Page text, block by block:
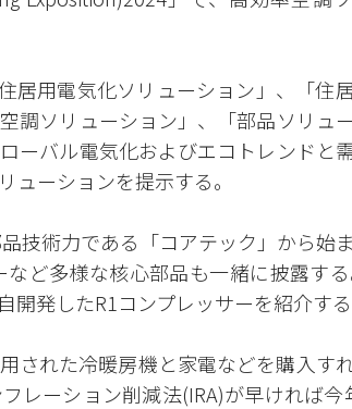
居用電気化ソリューション」、「住
調ソリューション」、「部品ソリュ
ーバル電気化およびエコトレンドと
ーションを提示する。
技術力である「コアテック」から始ま
ど多様な核心部品も一緒に披露す
発したR1コンプレッサーを紹介する
れた冷暖房機と家電などを購入すれ
レーション削減法(IRA)が早ければ今